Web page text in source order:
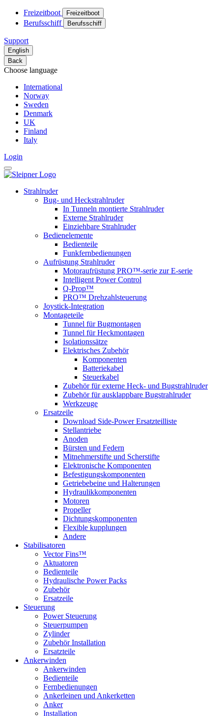
Freizeitboot Freizeitboot
Berufsschiff Berufsschiff
Support
English
Back
Choose language
International
Norway
Sweden
Denmark
UK
Finland
Italy
Login
Strahlruder
Bug- und Heckstrahlruder
In Tunneln montierte Strahlruder
Externe Strahlruder
Einziehbare Strahlruder
Bedienelemente
Bedienteile
Funkfernbedienungen
Aufrüstung Strahlruder
Motoraufrüstung PRO™-serie zur E-serie
Intelligent Power Control
Q-Prop™
PRO™ Drehzahlsteuerung
Joystick-Integration
Montageteile
Tunnel für Bugmontagen
Tunnel für Heckmontagen
Isolationssätze
Elektrisches Zubehör
Komponenten
Batteriekabel
Steuerkabel
Zubehör für externe Heck- und Bugstrahlruder
Zubehör für ausklappbare Bugstrahlruder
Werkzeuge
Ersatzeile
Download Side-Power Ersatzteilliste
Stellantriebe
Anoden
Bürsten und Federn
Mitnehmerstifte und Scherstifte
Elektronische Komponenten
Befestigungskomponenten
Getriebebeine und Halterungen
Hydraulikkomponenten
Motoren
Propeller
Dichtungskomponenten
Flexible kupplungen
Andere
Stabilisatoren
Vector Fins™
Aktuatoren
Bedienteile
Hydraulische Power Packs
Zubehör
Ersatzeile
Steuerung
Power Steuerung
Steuerpumpen
Zylinder
Zubehör Installation
Ersatzteile
Ankerwinden
Ankerwinden
Bedienteile
Fernbedienungen
Ankerleinen und Ankerketten
Anker
Installation